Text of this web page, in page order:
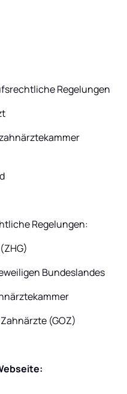
Regelungen
Regelungen:
(ZHG)
jeweiligen Bundeslandes
Zahnärzte (GOZ)